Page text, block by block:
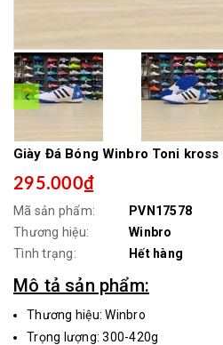
Giày Đá Bóng Winbro Toni kross
295.000₫
Mã sản phẩm:
PVN17578
Thương hiệu:
Winbro
Tình trạng:
Hết hàng
Mô tả sản phẩm:
Thương hiệu: Winbro
Trọng lượng: 300-420g